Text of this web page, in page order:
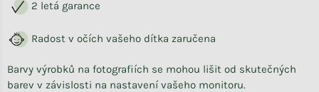
2 letá garance
Radost v očích vašeho dítka zaručena
Barvy výrobků na fotografiích se mohou lišit od skutečných
barev v závislosti na nastavení vašeho monitoru.